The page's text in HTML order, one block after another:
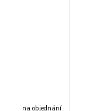
na objednání